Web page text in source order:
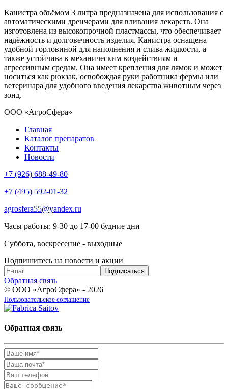
Канистра объёмом 3 литра предназначена для использования с
автоматическими дренчерами для вливания лекарств. Она
изготовлена из высокопрочной пластмассы, что обеспечивает
надёжность и долговечность изделия. Канистра оснащена
удобной горловиной для наполнения и слива жидкости, а
также устойчива к механическим воздействиям и
агрессивным средам. Она имеет крепления для лямок и может
носиться как рюкзак, освобождая руки работника фермы или
ветеринара для удобного введения лекарства животным через
зонд.
ООО «АгроСфера»
Главная
Каталог препаратов
Контакты
Новости
+7 (926) 688-49-80
+7 (495) 592-01-32
agrosfera55@yandex.ru
Часы работы: 9-30 до 17-00 будние дни
Суббота, воскресение - выходные
Подпишитесь на новости и акции
Обратная связь
© ООО «АгроСфера» - 2026
Пользовательское соглашение
Обратная связь